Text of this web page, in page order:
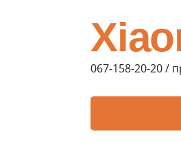
067-158-20-20 /